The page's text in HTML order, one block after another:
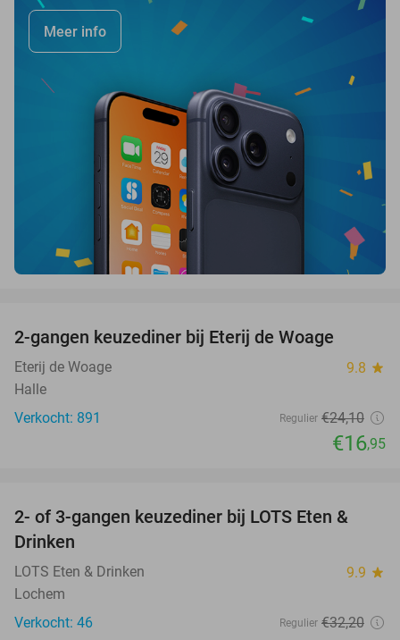
Meer info
2-gangen keuzediner bij Eterij de Woage
Eterij de Woage 9.8 star
Halle
Verkocht: 891
Regulier €24,10
€16,95
38%
2- of 3-gangen keuzediner bij LOTS Eten &
Drinken
LOTS Eten & Drinken 9.9 star
Lochem
Verkocht: 46
Regulier €32,20